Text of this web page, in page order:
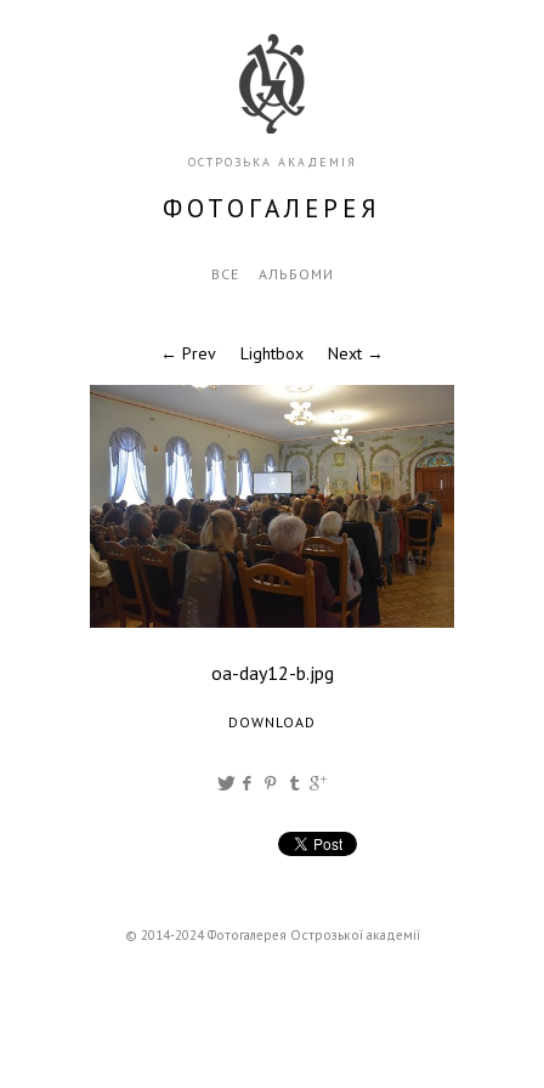
ОСТРОЗЬКА АКАДЕМІЯ
ФОТОГАЛЕРЕЯ
ВСЕ АЛЬБОМИ
← Prev Lightbox Next →
oa-day12-b.jpg
DOWNLOAD
© 2014-2024 Фотогалерея Острозької академії